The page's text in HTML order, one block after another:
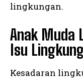
lingkungan.
Anak Muda
Isu
Kesadaran